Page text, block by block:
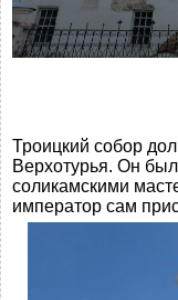
Троицкий собор
Верхотурья. Он
соликамскими
император сам